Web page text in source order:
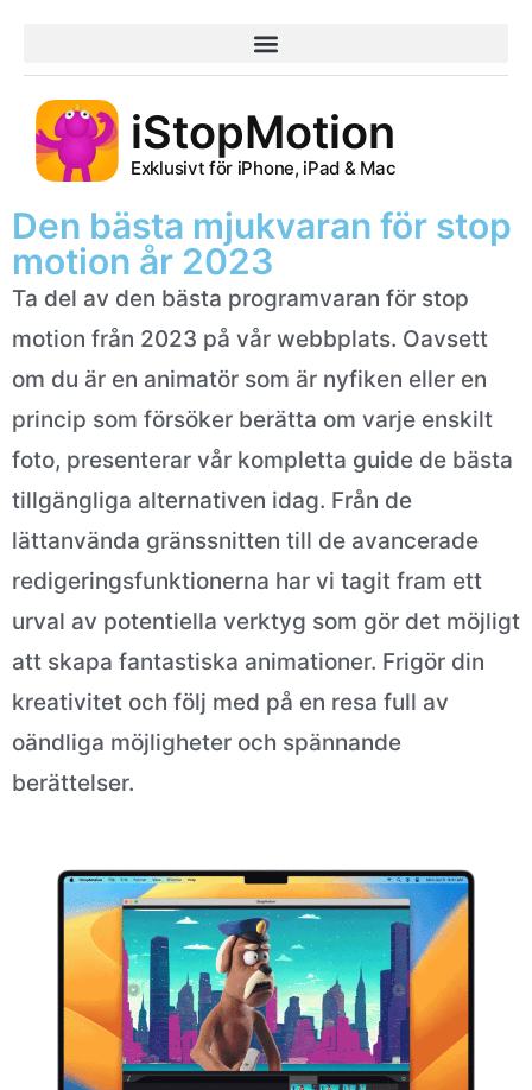
iStopMotion
Exklusivt för iPhone, iPad & Mac
Den bästa mjukvaran för stop
motion år 2023
Ta del av den bästa programvaran för stop
motion från 2023 på vår webbplats. Oavsett
om du är en animatör som är nyfiken eller en
princip som försöker berätta om varje enskilt
foto, presenterar vår kompletta guide de bästa
tillgängliga alternativen idag. Från de
lättanvända gränssnitten till de avancerade
redigeringsfunktionerna har vi tagit fram ett
urval av potentiella verktyg som gör det möjligt
att skapa fantastiska animationer. Frigör din
kreativitet och följ med på en resa full av
oändliga möjligheter och spännande
berättelser.